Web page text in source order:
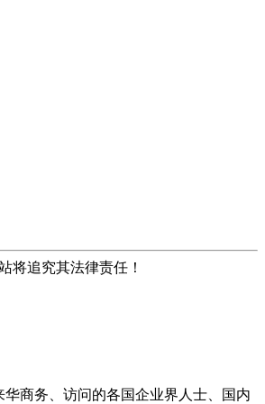
将追究其法律责任！
商务、访问的各国企业界人士、国内